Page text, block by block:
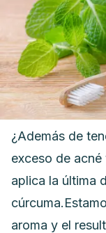
¿Además de
exceso de acné
aplica la última
cúrcuma.
aroma y el